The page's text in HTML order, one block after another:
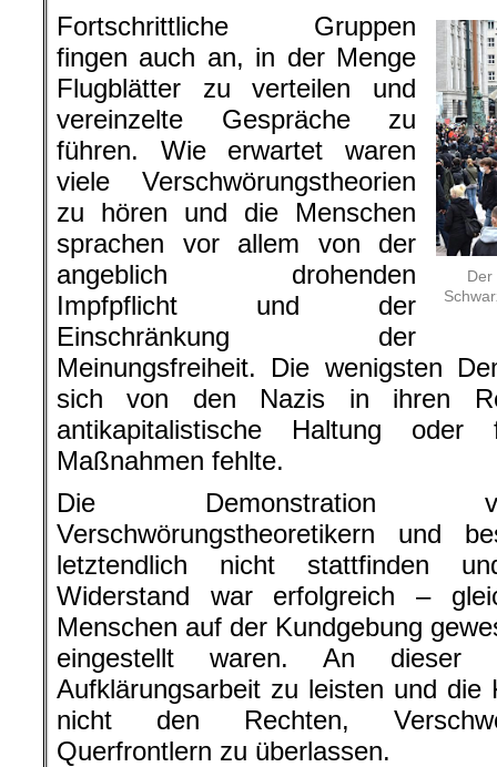
Der
Fortschrittliche Gruppen
fingen auch an, in der Menge
Flugblätter zu verteilen und
vereinzelte Gespräche zu
führen. Wie erwartet waren
viele Verschwörungstheorien
zu hören und die Menschen
sprachen vor allem von der
angeblich drohenden
Impfpflicht und der
Einschränkung der
Meinungsfreiheit. Die wenigsten
sich von den Nazis in ihren
antikapitalistische Haltung oder
Maßnahmen fehlte.
Die Demonstration
Verschwörungstheoretikern und
letztendlich nicht stattfinden
Widerstand war erfolgreich –
Menschen auf der Kundgebung
eingestellt waren. An
Aufklärungsarbeit zu leisten und
nicht den Rechten,
Querfrontlern zu überlassen.